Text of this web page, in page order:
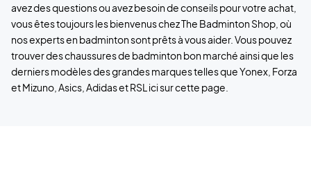
avez des questions ou avez besoin de conseils pour votre achat,
vous êtes toujours les bienvenus chez The Badminton Shop, où
nos experts en badminton sont prêts à vous aider. Vous pouvez
trouver des chaussures de badminton bon marché ainsi que les
derniers modèles des grandes marques telles que Yonex, Forza
et Mizuno, Asics, Adidas et RSL ici sur cette page.